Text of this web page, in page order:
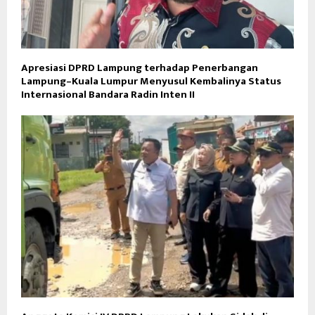
Apresiasi DPRD Lampung terhadap Penerbangan
Lampung–Kuala Lumpur Menyusul Kembalinya Status
Internasional Bandara Radin Inten II